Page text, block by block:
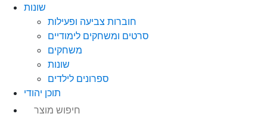
שונות
חוברות צביעה ופעילות
סרטים ומשחקים לימודיים
משחקים
שונות
ספרונים לילדים
תוכן יהודי